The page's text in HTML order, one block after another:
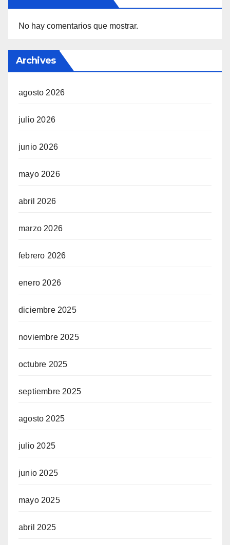
No hay comentarios que mostrar.
Archives
agosto 2026
julio 2026
junio 2026
mayo 2026
abril 2026
marzo 2026
febrero 2026
enero 2026
diciembre 2025
noviembre 2025
octubre 2025
septiembre 2025
agosto 2025
julio 2025
junio 2025
mayo 2025
abril 2025